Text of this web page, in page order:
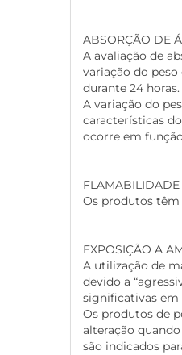
ABSORÇÃO DE
A avaliação de
variação do
durante 24 horas.
A variação do
características
ocorre em
FLAMABILIDADE
Os produtos têm
EXPOSIÇÃO A
A utilização de
devido a
significativas em
Os produtos de
alteração
são indicados